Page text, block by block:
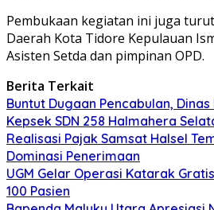
Pembukaan kegiatan ini juga
Daerah Kota Tidore Kepulauan
Asisten Setda dan pimpinan OPD.
Berita Terkait
Buntut Dugaan Pencabulan,
Kepsek SDN 258 Halmahera
Realisasi Pajak Samsat Halsel
Dominasi Penerimaan
UGM Gelar Operasi Katarak
100 Pasien